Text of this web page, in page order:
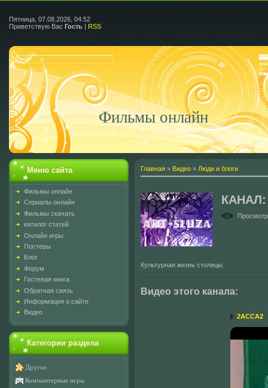
Пятница, 07.08.2026, 04:52
Приветствую Вас Гость | RSS
Фильмы онлайн
Меню сайта
Фильмы онлайн
Сериалы онлайн
Фильмы скачать
каталог статей
Онлайн игры
Постеры
Блог
Форум
Гостевая книга
Обратная связь
Информация о сайте
Видео
Категории раздела
Другое
Компьютерные игры
Главная » Видео » Люди и блоги
КАНАЛ:
Культурная жизнь столицы.
Видео этого канала:
2АССА2